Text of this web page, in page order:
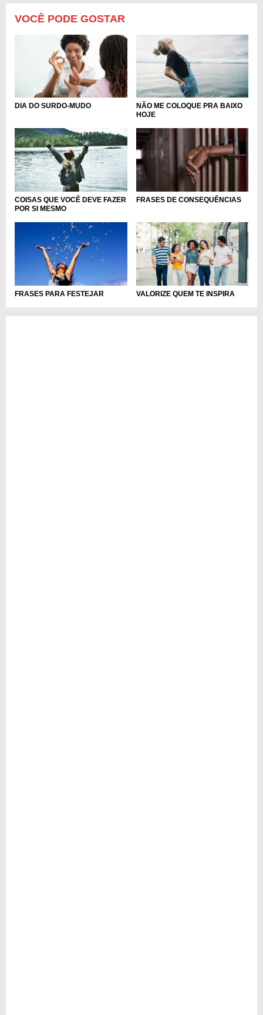
VOCÊ PODE GOSTAR
DIA DO SURDO-MUDO
NÃO ME COLOQUE PRA BAIXO
HOJE
COISAS QUE VOCÊ DEVE FAZER
POR SI MESMO
FRASES DE CONSEQUÊNCIAS
FRASES PARA FESTEJAR VALORIZE QUEM TE INSPIRA